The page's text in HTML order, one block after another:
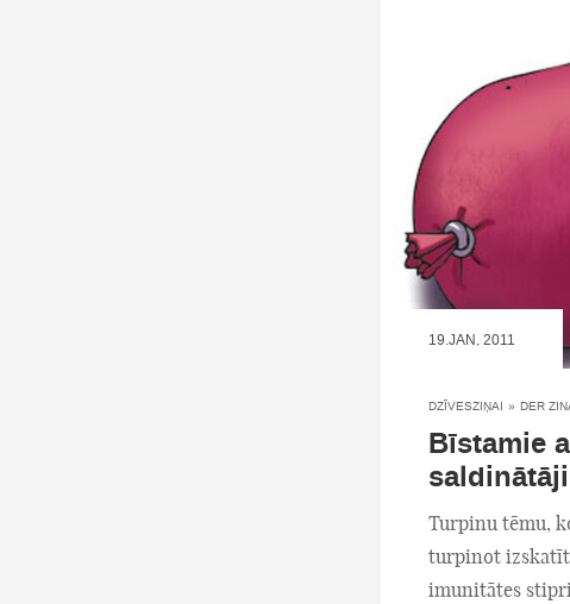
19.JAN, 2011
DZĪVESZIŅAI » DER
Bīstamie
Turpinu tēmu,
turpinot izskatīt
imunitātes